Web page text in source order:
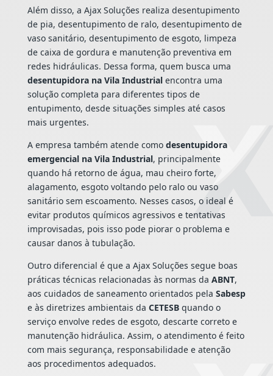
Além disso, a Ajax Soluções realiza desentupimento
de pia, desentupimento de ralo, desentupimento de
vaso sanitário, desentupimento de esgoto, limpeza
de caixa de gordura e manutenção preventiva em
redes hidráulicas. Dessa forma, quem busca uma
desentupidora na Vila Industrialencontra uma
solução completa para diferentes tipos de
entupimento, desde situações simples até casos
mais urgentes.
A empresa também atende como desentupidora
emergencial na Vila Industrial, principalmente
quando há retorno de água, mau cheiro forte,
alagamento, esgoto voltando pelo ralo ou vaso
sanitário sem escoamento. Nesses casos, o ideal é
evitar produtos químicos agressivos e tentativas
improvisadas, pois isso pode piorar o problema e
causar danos à tubulação.
Outro diferencial é que a Ajax Soluções segue boas
práticas técnicas relacionadas às normas da ABNT,
aos cuidados de saneamento orientados pela Sabesp
e às diretrizes ambientais da CETESBquando o
serviço envolve redes de esgoto, descarte correto e
manutenção hidráulica. Assim, o atendimento é feito
com mais segurança, responsabilidade e atenção
aos procedimentos adequados.